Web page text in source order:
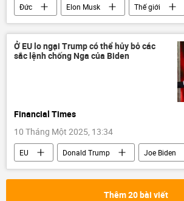
Đức Elon Musk
Thế giới
Chính trị
đe dọa
dân chủ
Báo chí thế giới
Ở EU lo ngại Trump có thể hủy bỏ các
sắc lệnh chống Nga của Biden
Financial Times
10 Tháng Một 2025, 13:34
EU Donald Trump
Joe Biden
Liên minh châu Âu
Barack Obama
Báo chí thế giới
Thêm 20 bài viết